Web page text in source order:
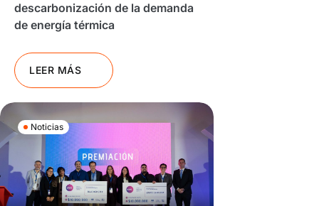
descarbonización de la demanda
de energía térmica
LEER MÁS
Noticias